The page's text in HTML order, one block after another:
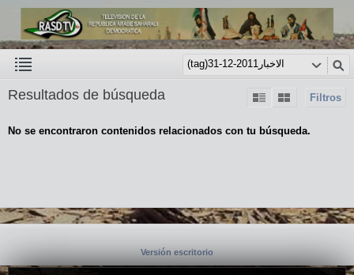
Filtros
Resultados de búsqueda
No se encontraron contenidos relacionados con tu búsqueda.
Versión escritorio